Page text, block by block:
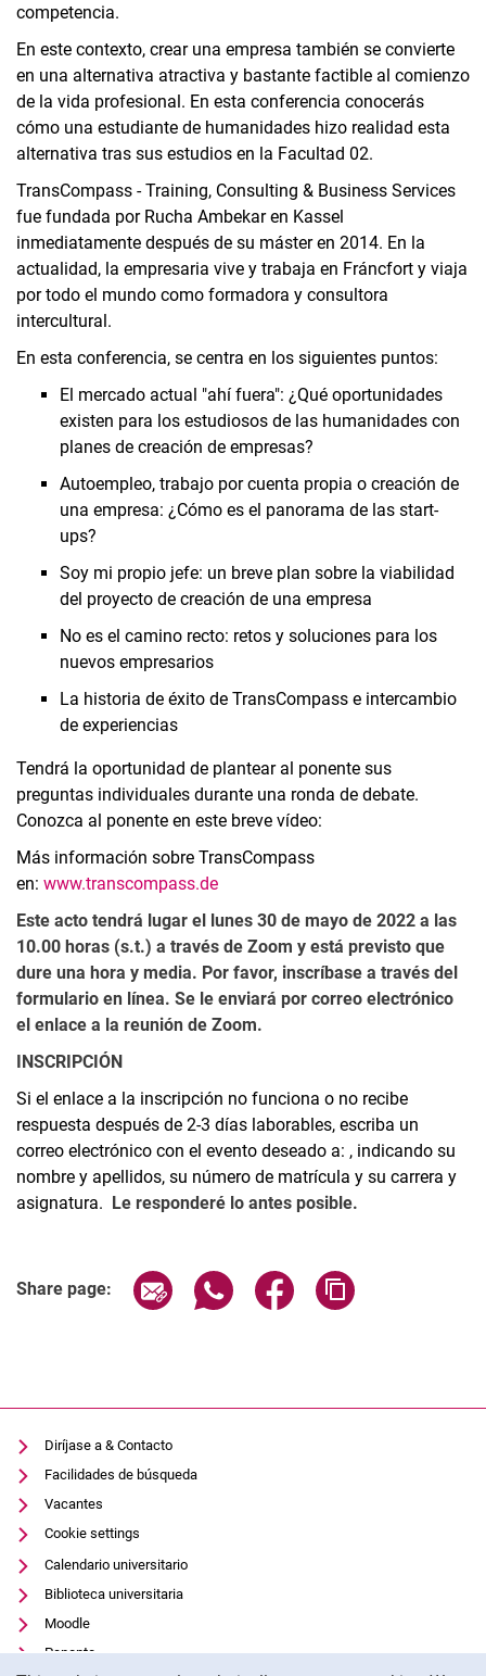
competencia.
En este contexto, crear una empresa también se convierte
en una alternativa atractiva y bastante factible al comienzo
de la vida profesional. En esta conferencia conocerás
cómo una estudiante de humanidades hizo realidad esta
alternativa tras sus estudios en la Facultad 02.
TransCompass - Training, Consulting & Business Services
fue fundada por Rucha Ambekar en Kassel
inmediatamente después de su máster en 2014. En la
actualidad, la empresaria vive y trabaja en Fráncfort y viaja
por todo el mundo como formadora y consultora
intercultural.
En esta conferencia, se centra en los siguientes puntos:
El mercado actual "ahí fuera": ¿Qué oportunidades
existen para los estudiosos de las humanidades con
planes de creación de empresas?
Autoempleo, trabajo por cuenta propia o creación de
una empresa: ¿Cómo es el panorama de las start-
ups?
Soy mi propio jefe: un breve plan sobre la viabilidad
del proyecto de creación de una empresa
No es el camino recto: retos y soluciones para los
nuevos empresarios
La historia de éxito de TransCompass e intercambio
de experiencias
Tendrá la oportunidad de plantear al ponente sus
preguntas individuales durante una ronda de debate.
Conozca al ponente en este breve vídeo:
Más información sobre TransCompass
en: www.transcompass.de
Este acto tendrá lugar el lunes 30 de mayo de 2022 a las
10.00 horas (s.t.) a través de Zoom y está previsto que
dure una hora y media. Por favor, inscríbase a través del
formulario en línea. Se le enviará por correo electrónico
el enlace a la reunión de Zoom.
INSCRIPCIÓN
Si el enlace a la inscripción no funciona o no recibe
respuesta después de 2-3 días laborables, escriba un
correo electrónico con el evento deseado a: , indicando su
nombre y apellidos, su número de matrícula y su carrera y
asignatura. Le responderé lo antes posible.
Share page: Share page via email
Share page via WhatsApp
Share page via
Diríjase a & Contacto
Facilidades de búsqueda
Vacantes
Cookie settings
Calendario universitario
Biblioteca universitaria
Moodle
Panopto